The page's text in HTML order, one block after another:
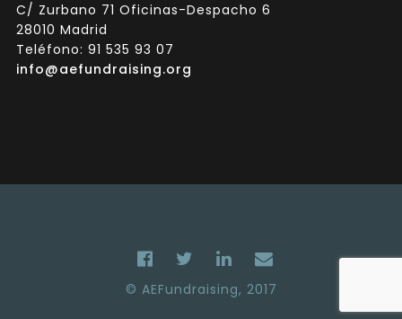
C/ Zurbano 71 Oficinas-Despacho 6
28010 Madrid
Teléfono: 91 535 93 07
info@aefundraising.org
© AEFundraising, 2017